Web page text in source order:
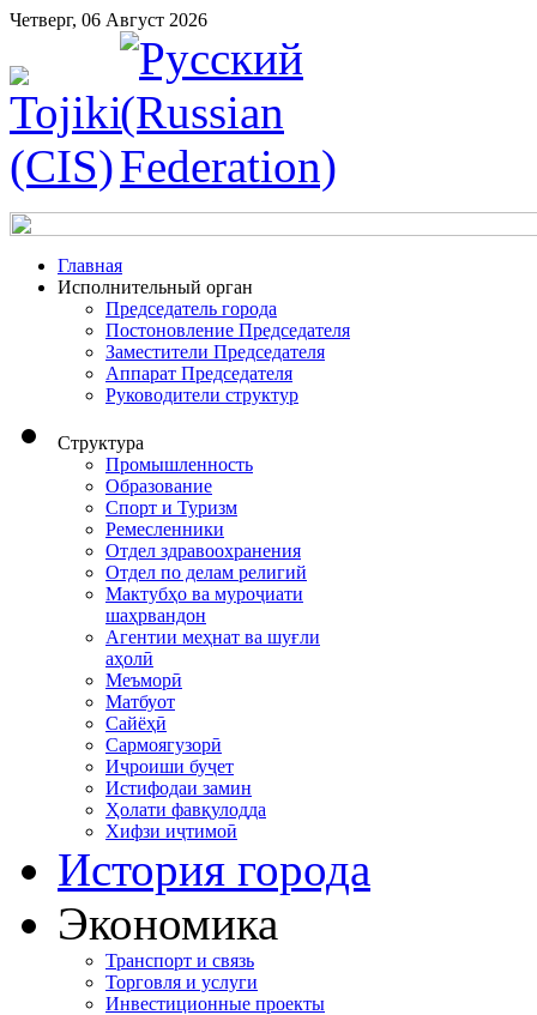
Четверг, 06 Август 2026
Главная
Исполнительный орган
Председатель города
Постоновление Председателя
Заместители Председателя
Аппарат Председателя
Руководители структур
Структура
Промышленность
Образование
Спорт и Туризм
Ремесленники
Отдел здравоохранения
Отдел по делам религий
Мактубҳо ва муроҷиати
шаҳрвандон
Агентии меҳнат ва шуғли
аҳолӣ
Меъморӣ
Матбуот
Сайёҳӣ
Сармоягузорӣ
Иҷроиши буҷет
Истифодаи замин
Ҳолати фавқулодда
Хифзи иҷтимоӣ
История города
Экономика
Транспорт и связь
Торговля и услуги
Инвестиционные проекты